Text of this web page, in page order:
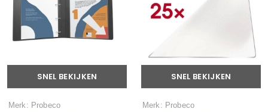
SNEL BEKIJKEN
Merk: Probeco
SNEL BEKIJKEN
Merk: Probeco